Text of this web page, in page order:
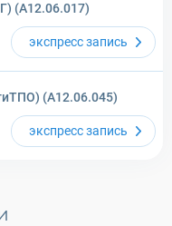
(A12.06.017)
экспрессзапись
(A12.06.045)
экспрессзапись